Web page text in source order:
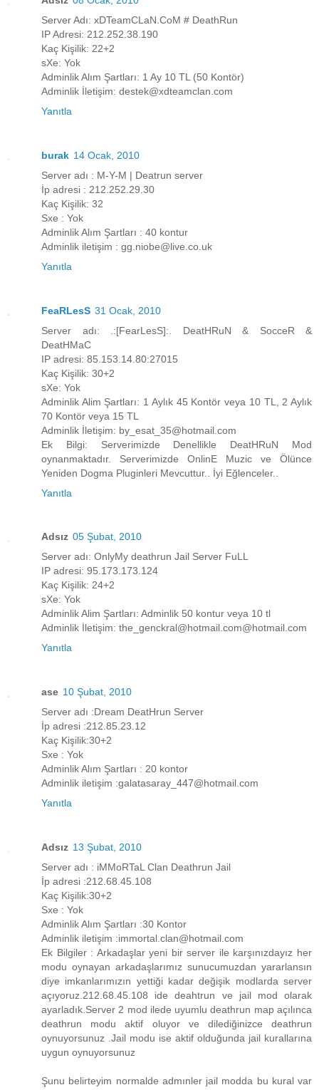
Server Adı: xDTeamCLaN.CoM # DeathRun
IP Adresi: 212.252.38.190
Kaç Kişilik: 22+2
sXe: Yok
Adminlik Alım Şartları: 1 Ay 10 TL (50 Kontör)
Adminlik İletişim: destek@xdteamclan.com
Yanıtla
burak 14 Ocak, 2010
Server adı : M-Y-M | Deatrun server
İp adresi : 212.252.29.30
Kaç Kişilik: 32
Sxe : Yok
Adminlik Alım Şartları : 40 kontur
Adminlik iletişim : gg.niobe@live.co.uk
Yanıtla
FeaRLesS 31 Ocak, 2010
Server adı: .:[FearLesS]:. DeatHRuN & SocceR &
DeatHMaC
IP adresi: 85.153.14.80:27015
Kaç Kişilik: 30+2
sXe: Yok
Adminlik Alim Şartları: 1 Aylık 45 Kontör veya 10 TL, 2 Aylık
70 Kontör veya 15 TL
Adminlik İletişim: by_esat_35@hotmail.com
Ek Bilgi: Serverimizde Denellikle DeatHRuN Mod
oynanmaktadır. Serverimizde OnlinE Muzic ve Ölünce
Yeniden Dogma Pluginleri Mevcuttur.. İyi Eğlenceler..
Yanıtla
Adsız 05 Şubat, 2010
Server adı: OnlyMy deathrun Jail Server FuLL
IP adresi: 95.173.173.124
Kaç Kişilik: 24+2
sXe: Yok
Adminlik Alim Şartları: Adminlik 50 kontur veya 10 tl
Adminlik İletişim: the_genckral@hotmail.com@hotmail.com
Yanıtla
ase 10 Şubat, 2010
Server adı :Dream DeatHrun Server
İp adresi :212.85.23.12
Kaç Kişilik:30+2
Sxe : Yok
Adminlik Alım Şartları : 20 kontor
Adminlik iletişim :galatasaray_447@hotmail.com
Yanıtla
Adsız 13 Şubat, 2010
Server adı : iMMoRTaL Clan Deathrun Jail
İp adresi :212.68.45.108
Kaç Kişilik:30+2
Sxe : Yok
Adminlik Alım Şartları :30 Kontor
Adminlik iletişim :immortal.clan@hotmail.com
Ek Bilgiler : Arkadaşlar yeni bir server ile karşınızdayız her
modu oynayan arkadaşlarımız sunucumuzdan yararlansın
diye imkanlarımızın yettiği kadar değişik modlarda server
açıyoruz.212.68.45.108 ide deahtrun ve jail mod olarak
ayarladık.Server 2 mod ilede uyumlu deathrun map açılınca
deathrun modu aktif oluyor ve dilediğinizce deathrun
oynuyorsunuz .Jail modu ise aktif olduğunda jail kurallarına
uygun oynuyorsunuz
Şunu belirteyim normalde admınler jail modda bu kural var